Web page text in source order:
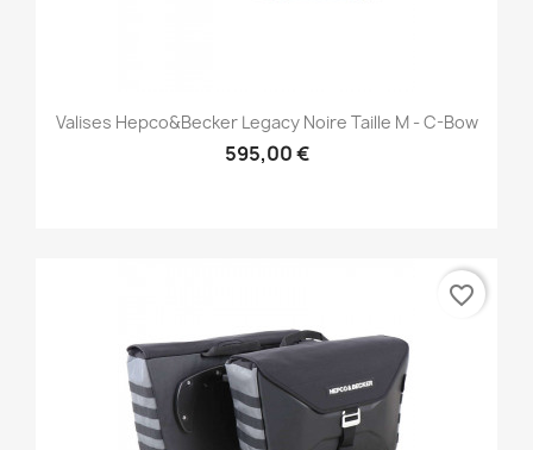
Valises Hepco&Becker Legacy Noire Taille M - C-Bow
595,00 €
favorite_border